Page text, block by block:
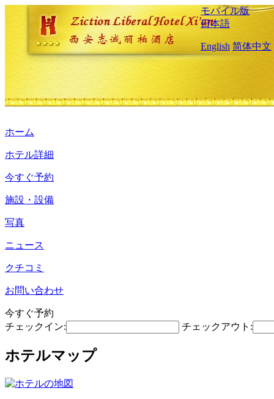
モバイル版
日本語
English 简体中文
ホーム
ホテル詳細
今すぐ予約
施設・設備
写真
ニュース
クチコミ
お問い合わせ
今すぐ予約
チェックイン:
チェックアウト:
ホテルマップ